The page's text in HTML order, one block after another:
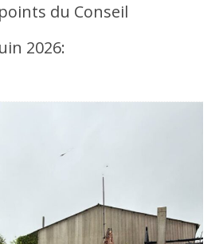
du Conseil
2026: